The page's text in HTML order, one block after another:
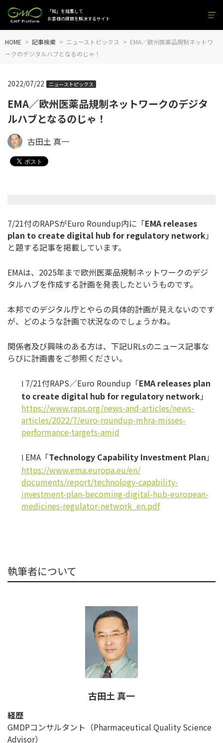
「知」を結集して
お客様の課題を解決するサイト
HOME 記事検索 ニューストピックス
EMA／欧州医薬品規制ネットワ
ークのデジタルハブとなるのじゃ！
EMA／欧州医薬品規制ネットワークのデジタ
ルハブとなるのじゃ！
2022/07/22 ニューストピックス
古田土 真一
7/21付のRAPSがEuro Roundup内に「EMA releases
plan to create digital hub for regulatory network」
と題する記事を掲載しています。
EMAは、2025年まで欧州医薬品規制ネットワークのデジ
タルハブを作成する計画を発表したというものです。
本邦でのデジタル庁とやらの具体的計画が見えないのです
が、 どのような計画で状況なのでしょうかね。
関係者及び興味のある方は、下記URLsのニュース記事な
らびに計画書をご参照ください。
l 7/21付RAPS／Euro Roundup「EMA releases plan
to create digital hub for regulatory network」
https://www.raps.org/news-and-articles/news-
articles/2022/7/euro-roundup-mhra-misses-
performance-targets-amid
l EMA「Technology Capability Investment Plan 」
https://www.ema.europa.eu/en/
documents/report/technology-capability-
investment-plan-becoming-digital-hub-european-
medicines-regulator-network_ en.pdf
執筆者について
古田土 真一
経歴
GMDPコンサルタント（Pharmaceutical Quality Science
Advisor）